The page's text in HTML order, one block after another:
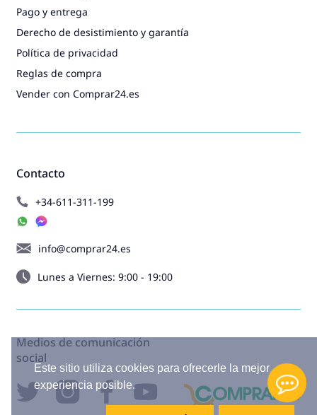
Este sitio utiliza cookies para ofrecerle la mejor
experiencia posible.
Contacto
+34-611-311-199
info@comprar24.es
Lunes a Viernes: 9:00 - 19:00
Pago y entrega
Derecho de desistimiento y garantía
Política de privacidad
Reglas de compra
Vender con Comprar24.es
Medios de comunicación
social